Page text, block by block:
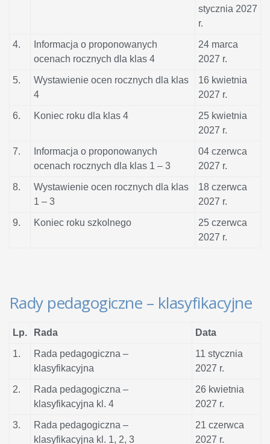
stycznia 2027
r.
4.
Informacja o proponowanych
ocenach rocznych dla klas 4
24 marca
2027 r.
5.
Wystawienie ocen rocznych dla klas
4
16 kwietnia
2027 r.
6. Koniec roku dla klas 4
25 kwietnia
2027 r.
7.
Informacja o proponowanych
ocenach rocznych dla klas 1 – 3
04 czerwca
2027 r.
8.
Wystawienie ocen rocznych dla klas
1 – 3
18 czerwca
2027 r.
9. Koniec roku szkolnego
25 czerwca
2027 r.
Rady pedagogiczne – klasyfikacyjne
Lp. Rada Data
1.
Rada pedagogiczna –
klasyfikacyjna
11 stycznia
2027 r.
2.
Rada pedagogiczna –
klasyfikacyjna kl. 4
26 kwietnia
2027 r.
3.
Rada pedagogiczna –
klasyfikacyjna kl. 1, 2, 3
21 czerwca
2027 r.